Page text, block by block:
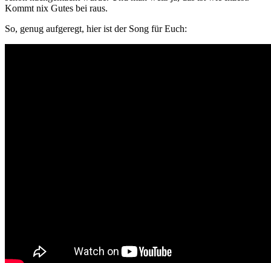
Kommt nix Gutes bei raus.
So, genug aufgeregt, hier ist der Song für Euch: